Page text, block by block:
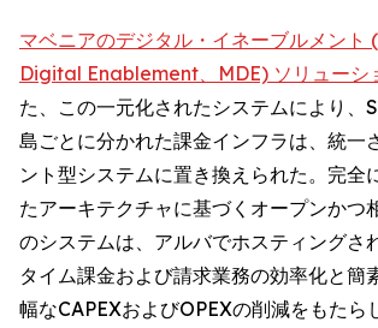
マベニアのデジタル・イネーブルメント
Digital Enablement、MDE) ソリューシ
た、この一元化されたシステムにより、
島ごとに分かれた課金インフラは、統一
ント型システムに置き換えられた。完全
たアーキテクチャに基づくオープンかつ
のシステムは、アルバでホスティングさ
タイム課金および請求業務の効率化と簡
幅なCAPEXおよびOPEXの削減をもたら